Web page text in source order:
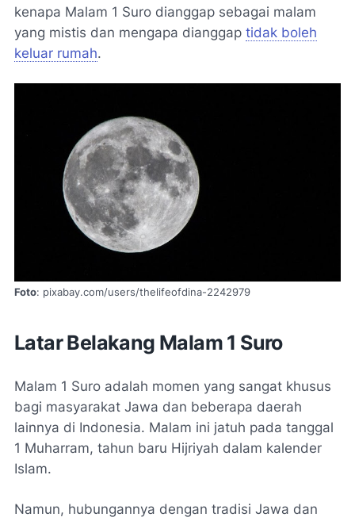
kenapa Malam 1 Suro dianggap sebagai malam
yang mistis dan mengapa dianggap tidak boleh
keluar rumah.
Foto: pixabay.com/users/thelifeofdina-2242979
Latar Belakang Malam 1 Suro
Malam 1 Suro adalah momen yang sangat khusus
bagi masyarakat Jawa dan beberapa daerah
lainnya di Indonesia. Malam ini jatuh pada tanggal
1 Muharram, tahun baru Hijriyah dalam kalender
Islam.
Namun, hubungannya dengan tradisi Jawa dan